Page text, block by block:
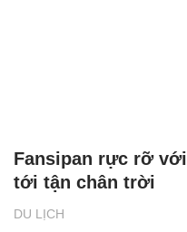
DU LỊCH
Fansipan rực rỡ
tới tận chân trời